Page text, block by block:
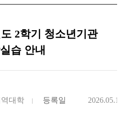
2학기 청소년기관
습 안내
대학 등록일